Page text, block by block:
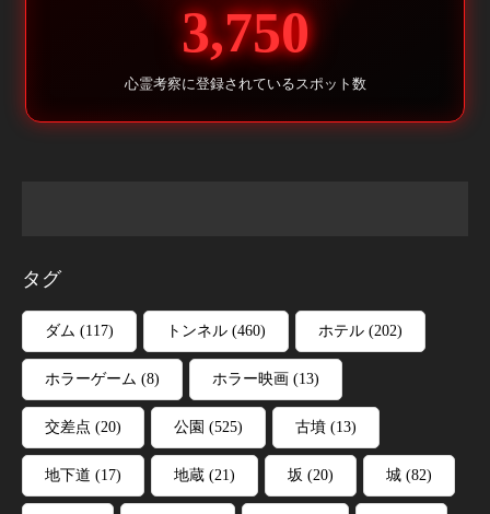
3,750
心霊考察に登録されているスポット数
タグ
ダム (117) トンネル (460) ホテル (202)
ホラーゲーム (8) ホラー映画 (13)
交差点 (20) 公園 (525) 古墳 (13)
地下道 (17) 地蔵 (21) 坂 (20) 城 (82)